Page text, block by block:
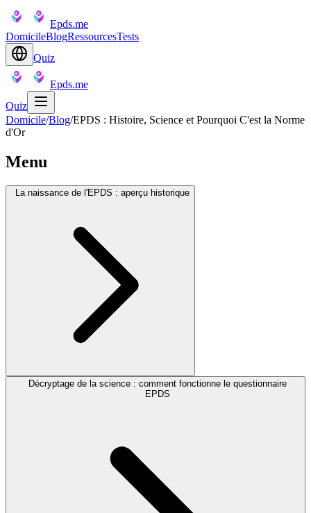
Epds.me
DomicileBlogRessourcesTests
Quiz
Epds.me
Quiz
Domicile/Blog/EPDS : Histoire, Science et Pourquoi C'est la Norme
d'Or
Menu
La naissance de l'EPDS : aperçu historique
Décryptage de la science : comment fonctionne le questionnaire
EPDS